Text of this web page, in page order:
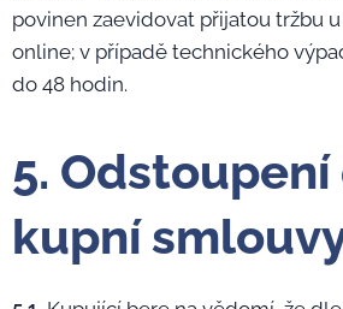
povinen zaevidovat přijatou tržbu
online; v případě technického
do 48 hodin.
5. Odstoupení
kupní